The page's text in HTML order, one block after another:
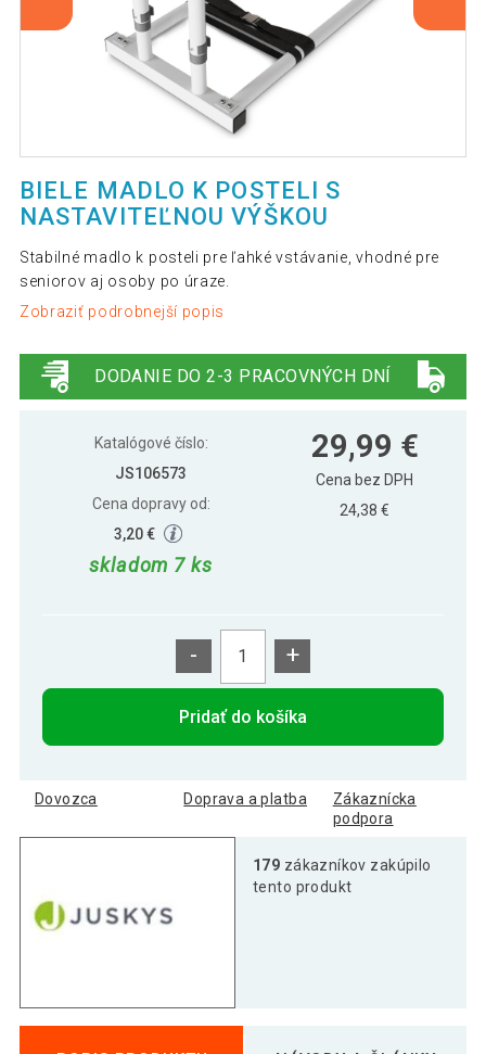
BIELE MADLO K POSTELI S
NASTAVITEĽNOU VÝŠKOU
Stabilné madlo k posteli pre ľahké vstávanie, vhodné pre
seniorov aj osoby po úraze.
Zobraziť podrobnejší popis
DODANIE DO 2-3 PRACOVNÝCH DNÍ
Katalógové číslo:
JS106573
Cena dopravy od:
3,20 €
skladom 7 ks
29,99 €
Cena bez DPH
24,38 €
- +
Pridať do košíka
Dovozca Doprava a platba
Zákaznícka
podpora
179 zákazníkov zakúpilo
tento produkt